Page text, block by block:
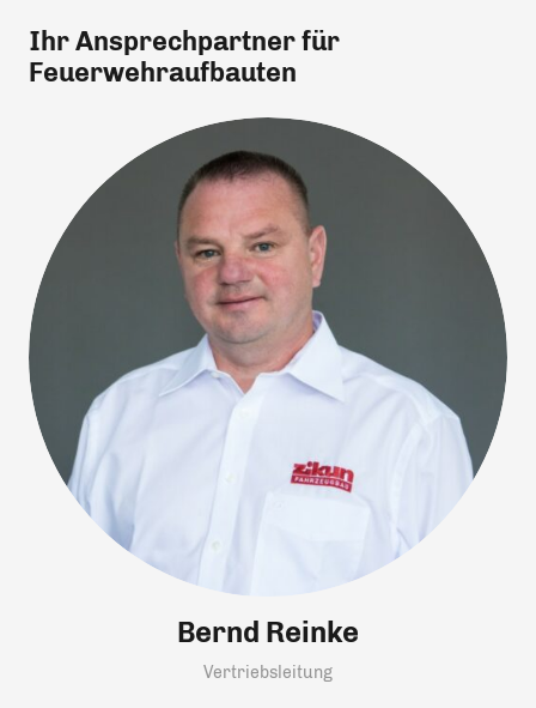
Ihr Ansprechpartner für
Feuerwehraufbauten
Bernd Reinke
Vertriebsleitung